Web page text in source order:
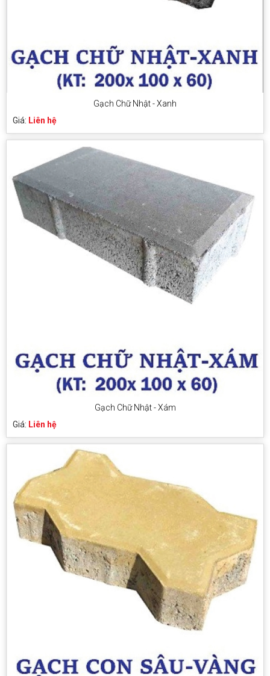
Gạch Chữ Nhật - Xanh
Giá: Liên hệ
Gạch Chữ Nhật - Xám
Giá: Liên hệ